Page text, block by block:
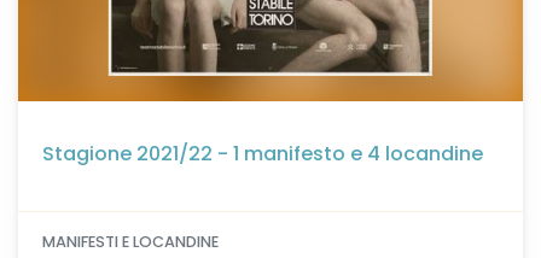
Stagione 2021/22 - 1 manifesto e 4 locandine
MANIFESTI E LOCANDINE